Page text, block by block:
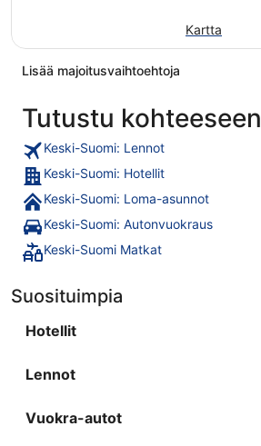
Kartta
Lisää majoitusvaihtoehtoja
Tutustu kohteeseen
Keski-Suomi: Lennot
Keski-Suomi: Hotellit
Keski-Suomi: Loma-asunnot
Keski-Suomi: Autonvuokraus
Keski-Suomi Matkat
Suosituimpia
Hotellit
Lennot
Vuokra-autot